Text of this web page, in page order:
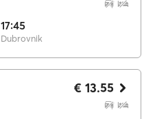
17:45
Dubrovnik
€ 13.55